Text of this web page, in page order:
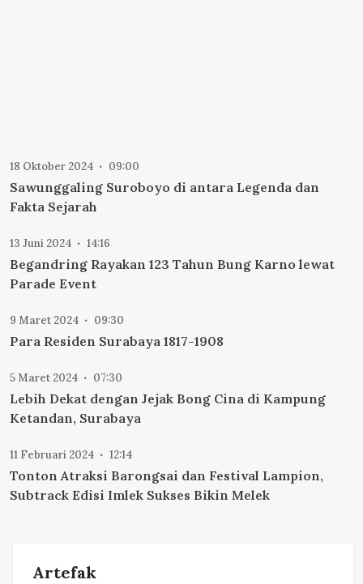
18 Oktober 2024 09:00
Sawunggaling Suroboyo di antara Legenda dan
Fakta Sejarah
13 Juni 2024 14:16
Begandring Rayakan 123 Tahun Bung Karno lewat
Parade Event
9 Maret 2024 09:30
Para Residen Surabaya 1817-1908
5 Maret 2024 07:30
Lebih Dekat dengan Jejak Bong Cina di Kampung
Ketandan, Surabaya
11 Februari 2024 12:14
Tonton Atraksi Barongsai dan Festival Lampion,
Subtrack Edisi Imlek Sukses Bikin Melek
Artefak